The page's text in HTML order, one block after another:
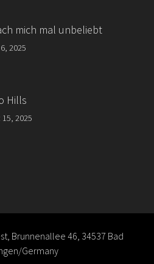
mich mal unbeliebt
2025
Hills
15, 2025
Brunnenallee 46, 34537 Bad
Germany